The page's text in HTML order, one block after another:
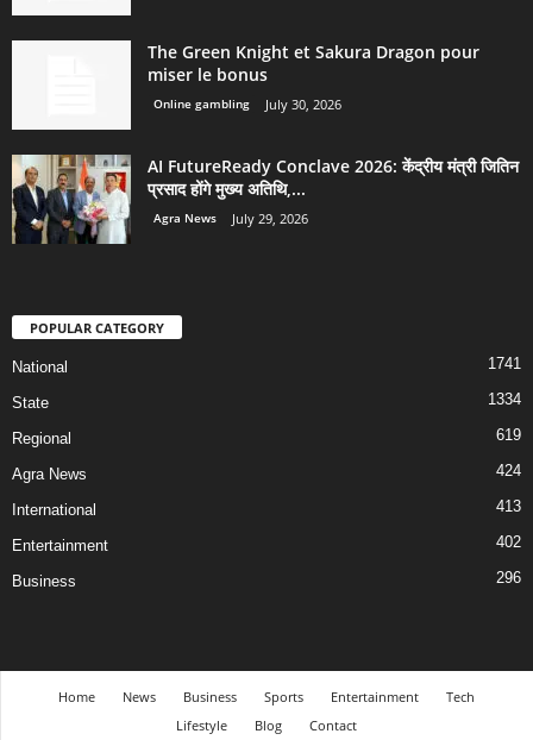
The Green Knight et Sakura Dragon pour
miser le bonus
Online gambling July 30, 2026
AI FutureReady Conclave 2026: केंद्रीय मंत्री जितिन
प्रसाद होंगे मुख्य अतिथि,...
Agra News July 29, 2026
POPULAR CATEGORY
National 1741
State 1334
Regional 619
Agra News 424
International 413
Entertainment 402
Business 296
Home News Business Sports Entertainment
Tech
Lifestyle
Blog Contact